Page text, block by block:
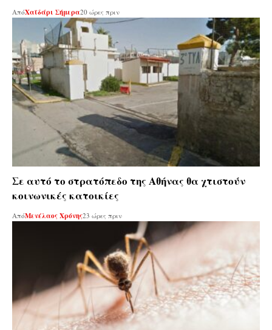
ΑπόΧαϊδάρι Σήμερα20 ώρες πριν
Σε αυτό το στρατόπεδο της Αθήνας θα χτιστούν
κοινωνικές κατοικίες
ΑπόΜενέλαος Χρόνης23 ώρες πριν